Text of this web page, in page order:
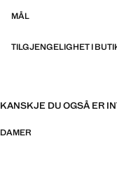
MÅL
TILGJENGELIGHET I
KANSKJE DU OGSÅ ER
DAMER